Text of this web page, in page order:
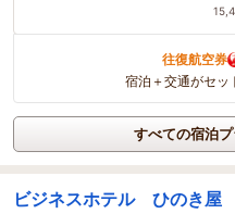
往復航空券
宿泊＋交通がセッ
すべての宿泊プ
ビジネスホテル ひのき屋